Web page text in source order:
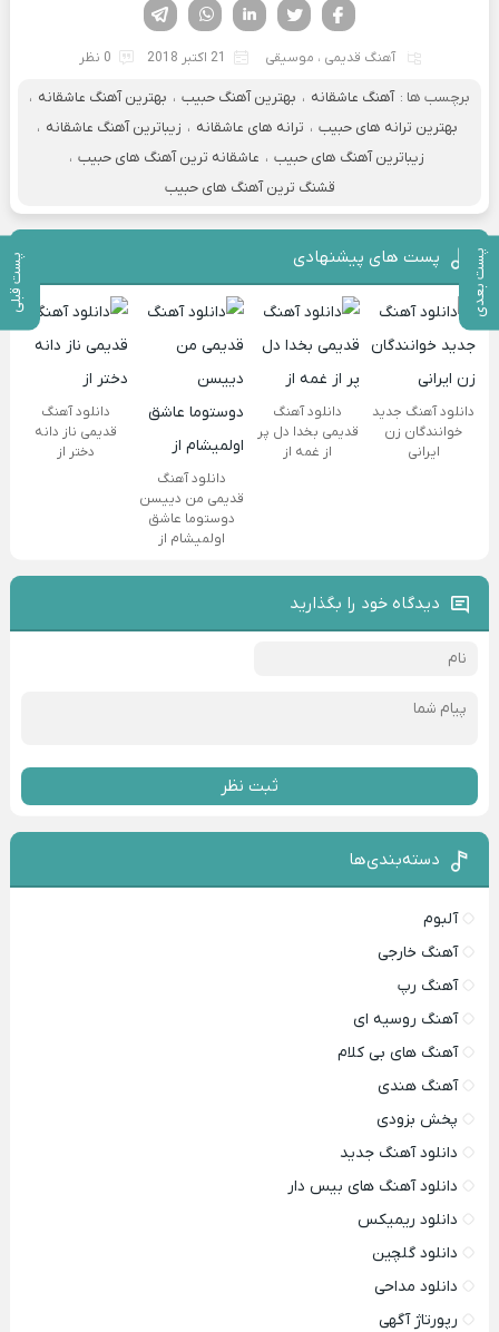
پست بعدی پست قبلی
لینکدین تویتر
فیسوک
آهنگ قدیمی ، موسیقی 21 اکتبر 2018 0 نظر
برچسب ها : آهنگ عاشقانه ، بهترین آهنگ حبیب ، بهترین آهنگ عاشقانه ،
بهترین ترانه های حبیب ، ترانه های عاشقانه ، زیباترین آهنگ عاشقانه ،
زیباترین آهنگ های حبیب ، عاشقانه ترین آهنگ های حبیب ،
قشنگ ترین آهنگ های حبیب
پست های پیشنهادی
دانلود آهنگ جدید
خوانندگان زن
ایرانی
دانلود آهنگ
قدیمی بخدا دل پر
از غمه از
دانلود آهنگ
قدیمی من دییسن
دوستوما عاشق
اولمیشام از
دانلود آهنگ
قدیمی ناز دانه
دختر از
دیدگاه خود را بگذارید
ثبت نظر
دسته‌بندی‌ها
آلبوم
آهنگ خارجی
آهنگ رپ
آهنگ روسیه ای
آهنگ های بی کلام
آهنگ هندی
پخش بزودی
دانلود آهنگ جدید
دانلود آهنگ های بیس دار
دانلود ریمیکس
دانلود گلچین
دانلود مداحی
رپورتاژ آگهی